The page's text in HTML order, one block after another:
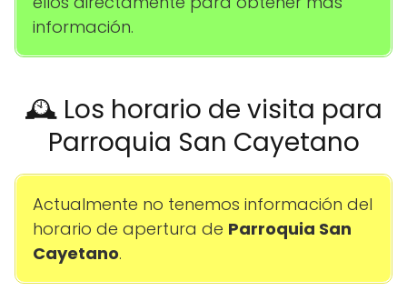
información.
🕰️ Los horario de visita para
Parroquia San Cayetano
Actualmente no tenemos información del
horario de apertura de Parroquia San
Cayetano.